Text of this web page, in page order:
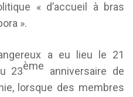
« d’accueil à bras
».
a eu lieu le 21
23ème anniversaire de
lorsque des membres